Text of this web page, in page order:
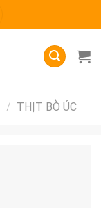
/ THỊT BÒ ÚC